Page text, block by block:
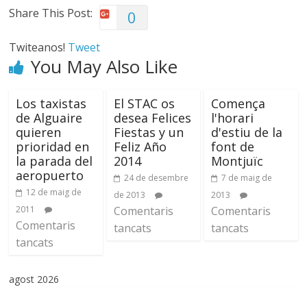
Share This Post: 0
Twiteanos! Tweet
You May Also Like
Los taxistas
de Alguaire
quieren
prioridad en
la parada del
aeropuerto
12 de maig de
2011
Comentaris
tancats
El STAC os
desea Felices
Fiestas y un
Feliz Año
2014
24 de desembre
de 2013
Comentaris
tancats
Comença
l'horari
d'estiu de la
font de
Montjuïc
7 de maig de
2013
Comentaris
tancats
agost 2026